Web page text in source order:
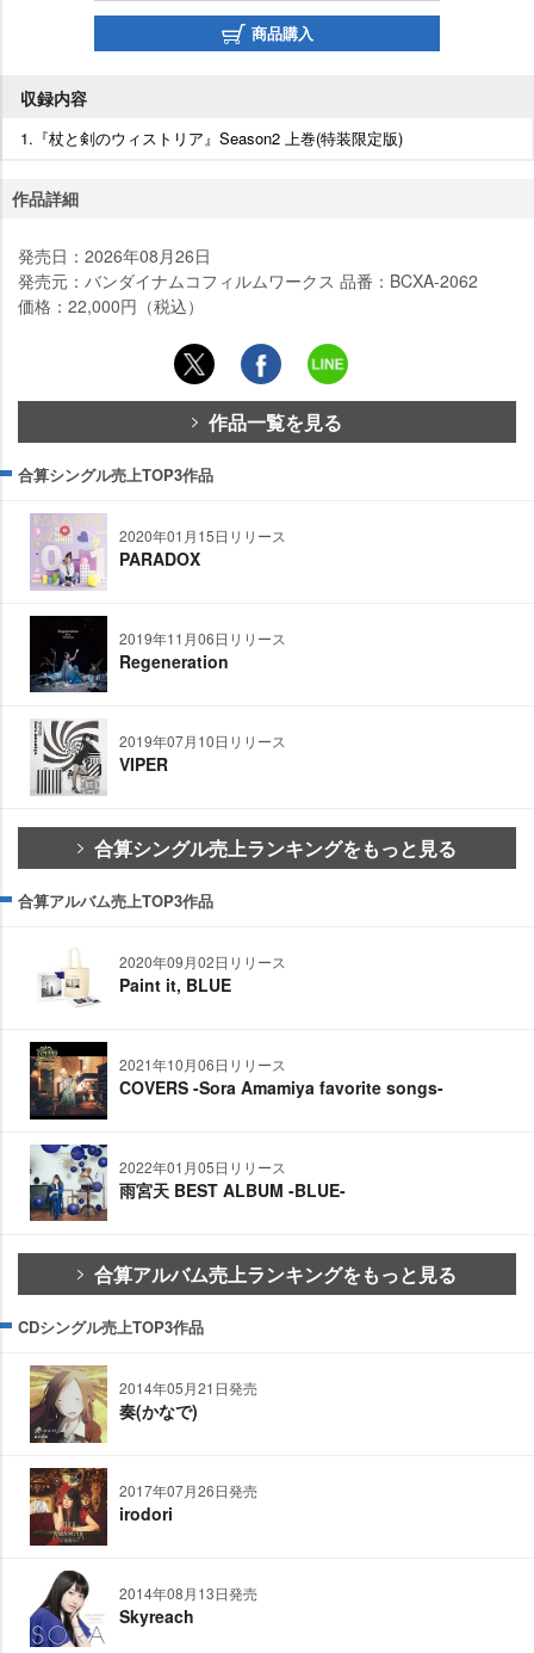
商品購入
収録内容
1.『杖と剣のウィストリア』Season2 上巻(特装限定版)
作品詳細
発売日：2026年08月26日
発売元：バンダイナムコフィルムワークス 品番：BCXA-2062
価格：22,000円（税込）
作品一覧を見る
合算シングル売上TOP3作品
2020年01月15日リリース
PARADOX
2019年11月06日リリース
Regeneration
2019年07月10日リリース
VIPER
合算シングル売上ランキングをもっと見る
合算アルバム売上TOP3作品
2020年09月02日リリース
Paint it, BLUE
2021年10月06日リリース
COVERS -Sora Amamiya favorite songs-
2022年01月05日リリース
雨宮天 BEST ALBUM -BLUE-
合算アルバム売上ランキングをもっと見る
CDシングル売上TOP3作品
2014年05月21日発売
奏(かなで)
2017年07月26日発売
irodori
2014年08月13日発売
Skyreach